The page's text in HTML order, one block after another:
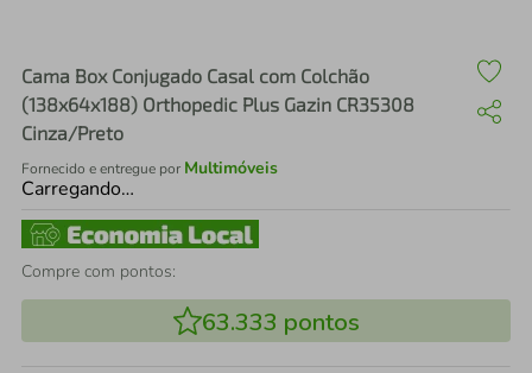
Cama Box Conjugado Casal com Colchão
(138x64x188) Orthopedic Plus Gazin CR35308
Cinza/Preto
Fornecido e entregue por Multimóveis
Carregando…
Compre com pontos:
63.333 pontos